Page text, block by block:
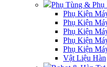
Phụ Tùng & Phụ
Phụ Kiện
Phụ Kiện
Phụ Kiện
Phụ Kiện
Phụ Kiện
Vật Liệu Hàn